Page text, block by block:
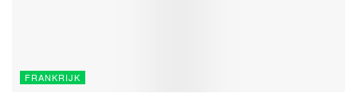
FRANKRIJK